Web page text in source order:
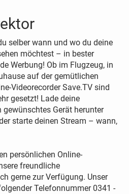
selber wann und wo du deine
möchtest – in bester
Werbung! Ob im Flugzeug, in
auf der gemütlichen
Videorecorder Save.TV sind
gesetzt! Lade deine
Gerät herunter
starte deinen Stream – wann,
persönlichen Online-
freundliche
gerne zur Verfügung. Unser
Telefonnummer 0341 -